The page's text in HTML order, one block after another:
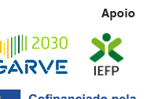
Apoio